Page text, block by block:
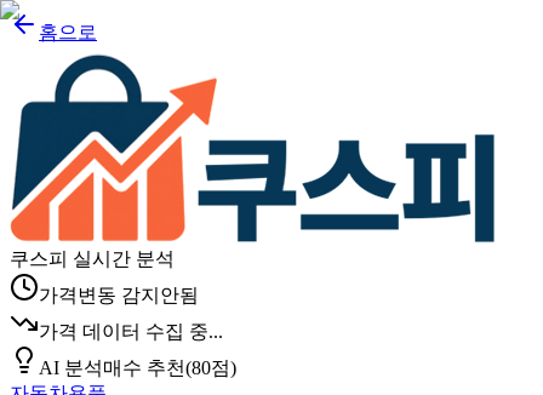
홈으로
쿠스피 실시간 분석
가격변동 감지안됨
가격 데이터 수집 중...
AI 분석매수 추천(80점)